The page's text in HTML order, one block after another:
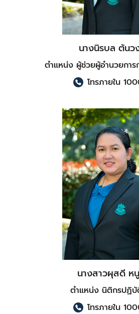
นางนิรบล ต้นว
ตำแหน่ง ผู้ช่วยผู้อำนวยกา
โทรภายใน
นางสาวผุสดี ห
ตำแหน่ง นิติกรปฏิบั
โทรภายใน